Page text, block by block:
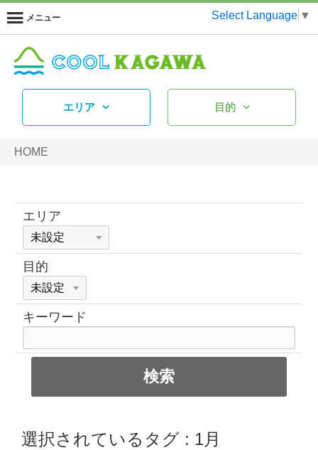
メニュー Select Language ▼
エリア 目的
HOME
エリア
目的
キーワード
選択されているタグ : 1月